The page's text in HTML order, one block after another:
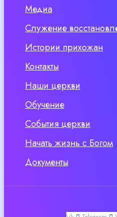
Медиа
Служение
Истории прихожан
Контакты
Наши церкви
Обучение
События церкви
Начать жизнь с Богом
Документы